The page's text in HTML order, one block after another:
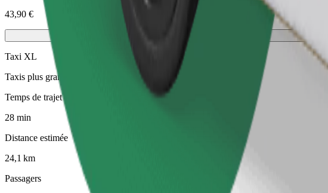
43,90 €
Taxi XL
Taxis plus grands avec 6 places assises
Temps de trajet estimé
28 min
Distance estimée
24,1 km
Passagers